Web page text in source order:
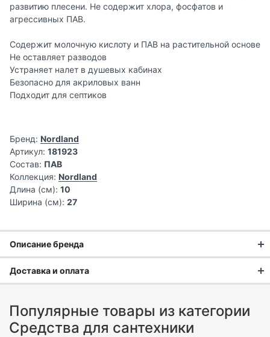
развитию плесени. Не содержит хлора, фосфатов и
агрессивных ПАВ.
Содержит молочную кислоту и ПАВ на растительной основе
Не оставляет разводов
Устраняет налет в душевых кабинах
Безопасно для акриловых ванн
Подходит для септиков
Бренд: Nordland
Артикул: 181923
Состав: ПАВ
Коллекция: Nordland
Длина (см): 10
Ширина (см): 27
Описание бренда
NORDLAND: Бытовая химия нового
поколения для Европы и вашего
NORDLAND — это европейская линейка экологически
Доставка и оплата
Доставка в Москве и области
Популярные товары из категории
Средства для сантехники